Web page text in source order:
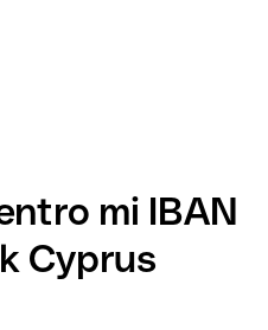
mi IBAN
Cyprus